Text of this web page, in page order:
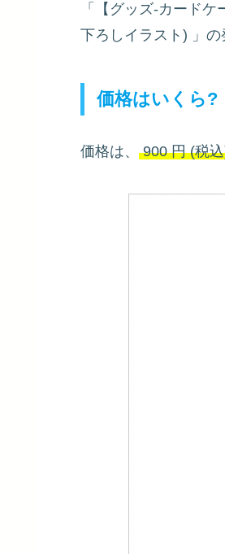
「【グッズ-カード
下ろしイラスト) 」
価格はいくら?
価格は、 900円(税